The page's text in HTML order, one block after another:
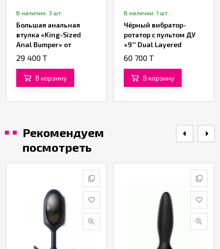
В наличии: 3 шт.
Большая анальная
втулка «King-Sized
Anal Bumper» от
«Lovetoy» (23 см)
29 400 T
В корзину
В наличии: 1 шт.
Чёрный вибратор-
ротатор с пультом ДУ
«9'' Dual Layered
Silicone Rotator Black»
60 700 T
В корзину
Рекомендуем
посмотреть